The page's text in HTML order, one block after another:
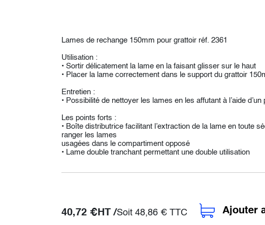
Lames de rechange 150mm pour grattoir réf. 2361
Utilisation :
• Sortir délicatement la lame en la faisant glisser sur le haut
• Placer la lame correctement dans le support du grattoir
Entretien :
• Possibilité de nettoyer les lames en les affutant à l’aide
Les points forts :
• Boîte distributrice facilitant l’extraction de la lame en toute
ranger les lames
usagées dans le compartiment opposé
• Lame double tranchant permettant une double utilisation
40,72€ HT /Soit 48,86€TTC Ajouter